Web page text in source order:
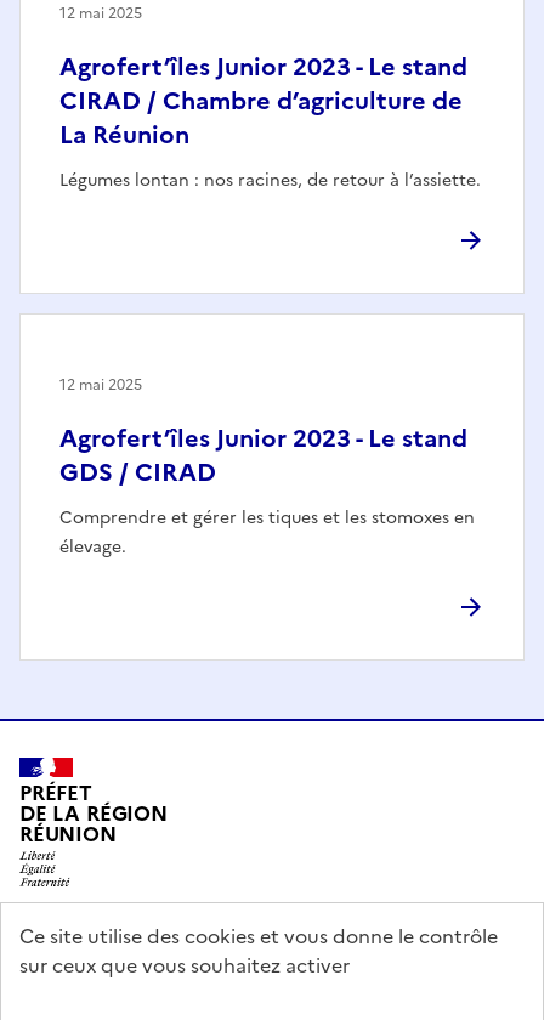
Ce site utilise des cookies et vous donne le contrôle
sur ceux que vous souhaitez activer
Agrofert’îles Junior 2023 - Le stand
CIRAD / Chambre d’agriculture de
La Réunion
Légumes lontan : nos racines, de retour à l’assiette.
12 mai 2025
Agrofert’îles Junior 2023 - Le stand
GDS / CIRAD
Comprendre et gérer les tiques et les stomoxes en
élevage.
12 mai 2025
PRÉFET
DE LA RÉGION
RÉUNION
info.gouv.fr
service-public.gouv.fr